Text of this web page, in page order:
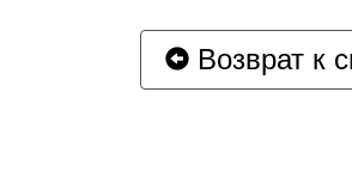
Возврат к